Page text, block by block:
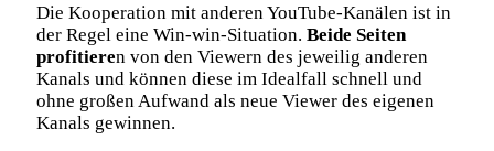
Die Kooperation mit anderen YouTube-Kanälen ist in
der Regel eine Win-win-Situation. Beide Seiten
profitieren von den Viewern des jeweilig anderen
Kanals und können diese im Idealfall schnell und
ohne großen Aufwand als neue Viewer des eigenen
Kanals gewinnen.